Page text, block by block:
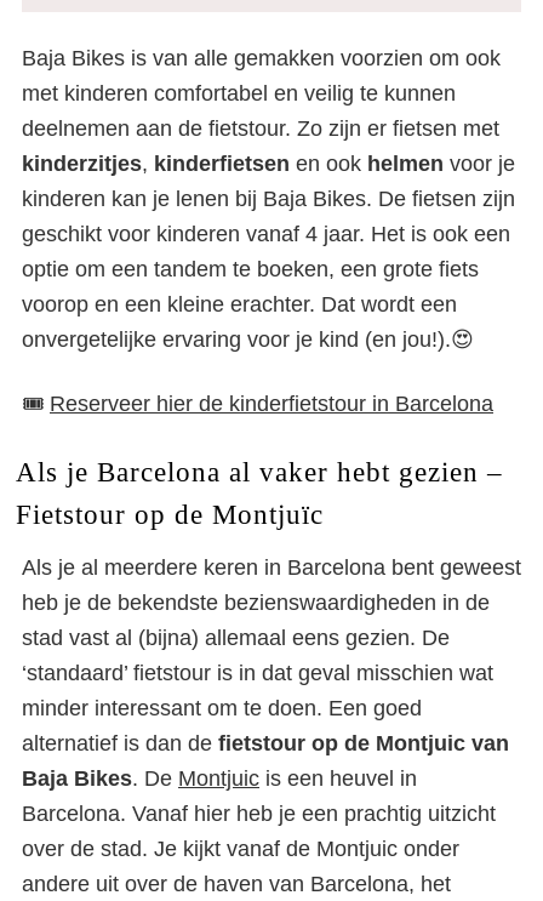
Baja Bikes is van alle gemakken voorzien om ook
met kinderen comfortabel en veilig te kunnen
deelnemen aan de fietstour. Zo zijn er fietsen met
kinderzitjes, kinderfietsen en ook helmen voor je
kinderen kan je lenen bij Baja Bikes. De fietsen zijn
geschikt voor kinderen vanaf 4 jaar. Het is ook een
optie om een tandem te boeken, een grote fiets
voorop en een kleine erachter. Dat wordt een
onvergetelijke ervaring voor je kind (en jou!).😍
🎟️ Reserveer hier de kinderfietstour in Barcelona
Als je Barcelona al vaker hebt gezien –
Fietstour op de Montjuïc
Als je al meerdere keren in Barcelona bent geweest
heb je de bekendste bezienswaardigheden in de
stad vast al (bijna) allemaal eens gezien. De
‘standaard’ fietstour is in dat geval misschien wat
minder interessant om te doen. Een goed
alternatief is dan de fietstour op de Montjuic van
Baja Bikes. De Montjuic is een heuvel in
Barcelona. Vanaf hier heb je een prachtig uitzicht
over de stad. Je kijkt vanaf de Montjuic onder
andere uit over de haven van Barcelona, het